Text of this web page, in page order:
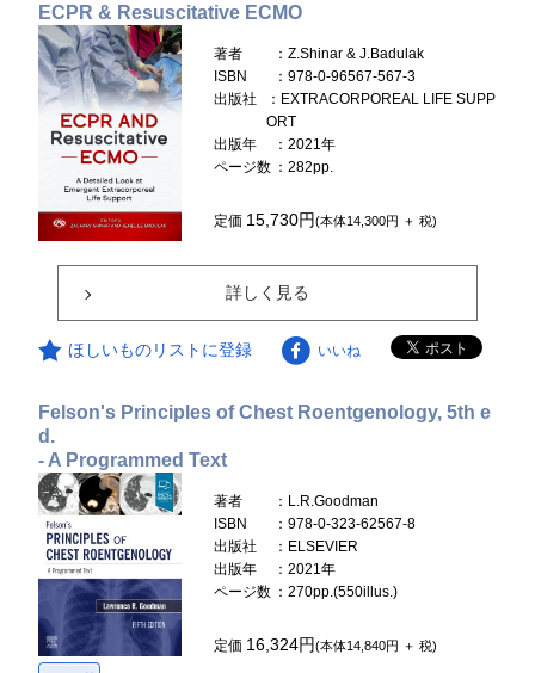
ECPR & Resuscitative ECMO
著者
：Z.Shinar & J.Badulak
ISBN
：978-0-96567-567-3
出版社
：EXTRACORPOREAL LIFE SUPP
ORT
出版年
：2021年
ページ数 ：282pp.
定価 15,730円(本体14,300円 ＋ 税)
詳しく見る
ほしいものリストに登録 いいね
Felson's Principles of Chest Roentgenology, 5th e
d.
- A Programmed Text
著者
：L.R.Goodman
ISBN
：978-0-323-62567-8
出版社
：ELSEVIER
出版年
：2021年
ページ数 ：270pp.(550illus.)
定価 16,324円(本体14,840円 ＋ 税)